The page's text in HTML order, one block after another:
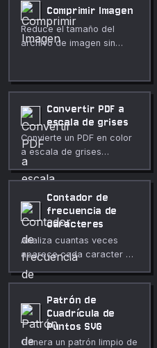
Comprimir Imagen
Reduce el tamaño del
archivo de imagen sin
Convertir PDF a
escala de grises
Convierte un PDF en color
a escala de grises
renderizando cada página
y reconstruyendo el
documento.Contador de
frecuencia de
caracteres
Analiza cuantas veces
aparece cada caracter en
un texto.
Patrón de
Cuadrícula de
Puntos SVG
Genera un patrón limpio de